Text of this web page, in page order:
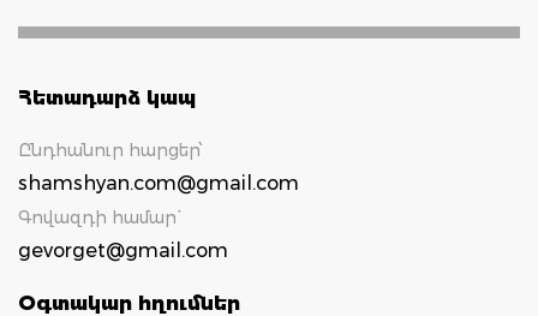
Հետադարձ կապ
Ընդհանուր հարցեր՝
shamshyan.com@gmail.com
Գովազդի համար`
gevorget@gmail.com
Օգտակար հղումներ